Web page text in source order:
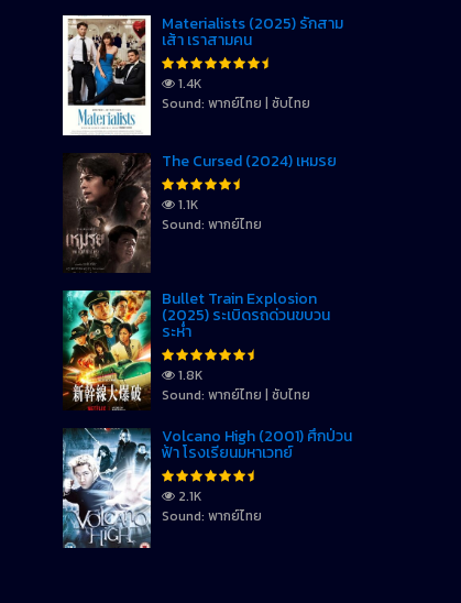
Materialists (2025) รักสาม
เส้า เราสามคน
1.4K
Sound: พากย์ไทย | ซับไทย
The Cursed (2024) เหมรย
1.1K
Sound: พากย์ไทย
Bullet Train Explosion
(2025) ระเบิดรถด่วนขบวน
ระห่ำ
1.8K
Sound: พากย์ไทย | ซับไทย
Volcano High (2001) ศึกป่วน
ฟ้า โรงเรียนมหาเวทย์
2.1K
Sound: พากย์ไทย